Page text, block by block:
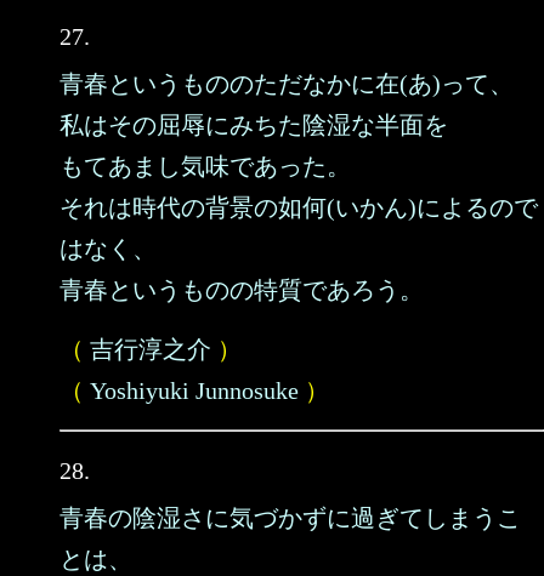
27.
青春というもののただなかに在(あ)って、
私はその屈辱にみちた陰湿な半面を
もてあまし気味であった。
それは時代の背景の如何(いかん)によるので
はなく、
青春というものの特質であろう。
（ 吉行淳之介 ）
（ Yoshiyuki Junnosuke ）
28.
青春の陰湿さに気づかずに過ぎてしまうこ
とは、